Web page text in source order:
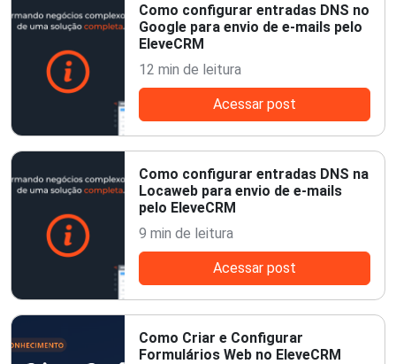
Como configurar entradas DNS no
Google para envio de e-mails pelo
EleveCRM
12 min de leitura
Acessar post
Como configurar entradas DNS na
Locaweb para envio de e-mails
pelo EleveCRM
9 min de leitura
Acessar post
Como Criar e Configurar
Formulários Web no EleveCRM